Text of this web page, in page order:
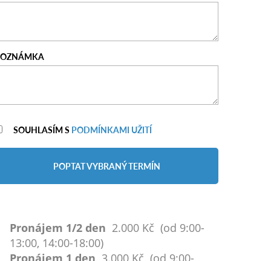
SOUHLASÍM S PODMÍNKAMI UŽITÍ
POPTAT VYBRANÝ TERMÍN
Pronájem 1/2 den 2.000 Kč (od 9:00-
13:00, 14:00-18:00)
Pronájem 1 den 3.000 Kč (od 9:00-